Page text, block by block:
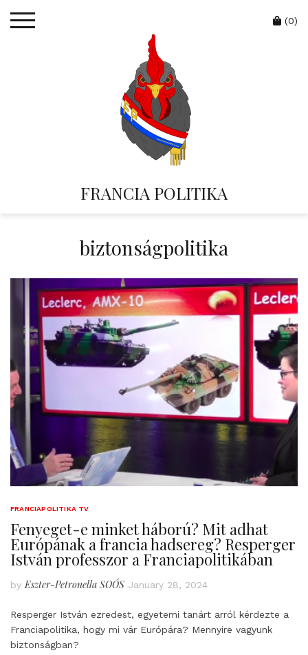
FRANCIA POLITIKA
Cart
(0)
biztonságpolitika
FRANCIAPOLITIKA TV
Fenyeget-e minket háború? Mit adhat
Európának a francia hadsereg? Resperger
István professzor a Franciapolitikában
by Eszter-Petronella SOÓS January 28, 2024
Resperger István ezredest, egyetemi tanárt arról kérdezte a
Franciapolitika, hogy mi vár Európára? Mennyire vagyunk
biztonságban?